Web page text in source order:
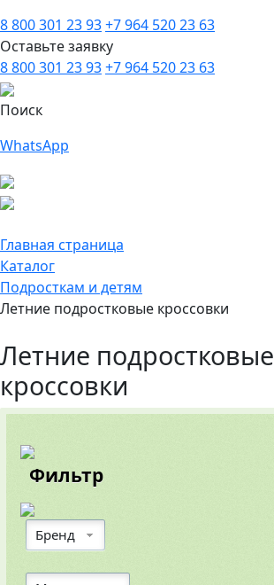
8 800 301 23 93+7 964 520 23 63
Оставьте заявку
8 800 301 23 93+7 964 520 23 63
Поиск
WhatsApp
Главная страница
Каталог
Подросткам и детям
Летние подростковые кроссовки
Летние подростковые
кроссовки
Фильтр
Бренд